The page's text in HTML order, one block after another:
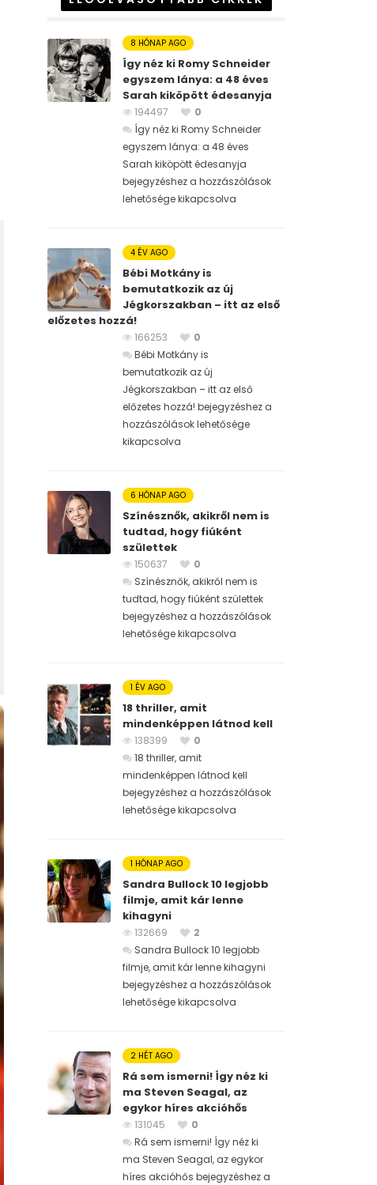
8 HÓNAP AGO
Így néz ki Romy Schneider
egyszem lánya: a 48 éves
Sarah kiköpött édesanyja
194497
0
Így néz ki Romy Schneider
egyszem lánya: a 48 éves
Sarah kiköpött édesanyja
bejegyzéshez a hozzászólások
lehetősége kikapcsolva
4 ÉV AGO
Bébi Motkány is
bemutatkozik az új
Jégkorszakban – itt az első
előzetes hozzá!
166253
0
Bébi Motkány is
bemutatkozik az új
Jégkorszakban – itt az első
előzetes hozzá! bejegyzéshez a
hozzászólások lehetősége
kikapcsolva
6 HÓNAP AGO
Színésznők, akikről nem is
tudtad, hogy fiúként
születtek
150637
0
Színésznők, akikről nem is
tudtad, hogy fiúként születtek
bejegyzéshez a hozzászólások
lehetősége kikapcsolva
1 ÉV AGO
18 thriller, amit
mindenképpen látnod kell
138399
0
18 thriller, amit
mindenképpen látnod kell
bejegyzéshez a hozzászólások
lehetősége kikapcsolva
1 HÓNAP AGO
Sandra Bullock 10 legjobb
filmje, amit kár lenne
kihagyni
132669
2
Sandra Bullock 10 legjobb
filmje, amit kár lenne kihagyni
bejegyzéshez a hozzászólások
lehetősége kikapcsolva
2 HÉT AGO
Rá sem ismerni! Így néz ki
ma Steven Seagal, az
egykor híres akcióhős
131045
0
Rá sem ismerni! Így néz ki
ma Steven Seagal, az egykor
híres akcióhős bejegyzéshez a